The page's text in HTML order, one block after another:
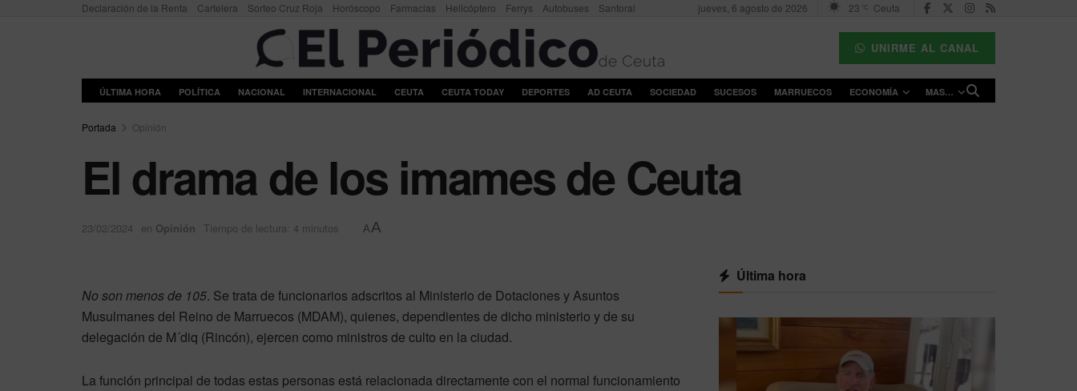
Declaración de la Renta Cartelera Sorteo Cruz Roja Horóscopo Farmacias Helicóptero Ferrys Autobuses Santoral jueves, 6 agosto de 2026 23 °C Ceuta
UNIRME AL CANAL
ÚLTIMA HORA POLÍTICA NACIONAL INTERNACIONAL CEUTA CEUTA TODAY DEPORTES AD CEUTA SOCIEDAD SUCESOS MARRUECOS ECONOMÍA MAS…
Portada Opinión
El drama de los imames de Ceuta
23/02/2024 en Opinión Tiempo de lectura: 4 minutos AA
No son menos de 105. Se trata de funcionarios adscritos al Ministerio de Dotaciones y Asuntos
Musulmanes del Reino de Marruecos (MDAM), quienes, dependientes de dicho ministerio y de su
delegación de M´diq (Rincón), ejercen como ministros de culto en la ciudad.
La función principal de todas estas personas está relacionada directamente con el normal funcionamiento
Última hora